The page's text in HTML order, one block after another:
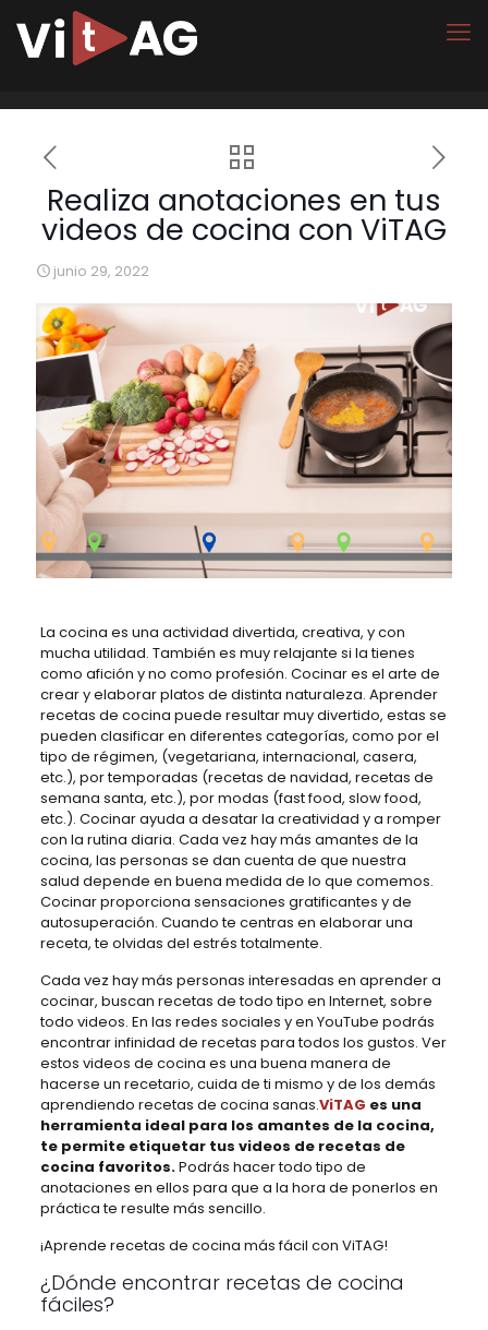
Realiza anotaciones en tus
videos de cocina con ViTAG
junio 29, 2022
La cocina es una actividad divertida, creativa, y con
mucha utilidad. También es muy relajante si la tienes
como afición y no como profesión. Cocinar es el arte de
crear y elaborar platos de distinta naturaleza. Aprender
recetas de cocina puede resultar muy divertido, estas se
pueden clasificar en diferentes categorías, como por el
tipo de régimen, (vegetariana, internacional, casera,
etc.), por temporadas (recetas de navidad, recetas de
semana santa, etc.), por modas (fast food, slow food,
etc.). Cocinar ayuda a desatar la creatividad y a romper
con la rutina diaria. Cada vez hay más amantes de la
cocina, las personas se dan cuenta de que nuestra
salud depende en buena medida de lo que comemos.
Cocinar proporciona sensaciones gratificantes y de
autosuperación. Cuando te centras en elaborar una
receta, te olvidas del estrés totalmente.
Cada vez hay más personas interesadas en aprender a
cocinar, buscan recetas de todo tipo en Internet, sobre
todo videos. En las redes sociales y en YouTube podrás
encontrar infinidad de recetas para todos los gustos. Ver
estos videos de cocina es una buena manera de
hacerse un recetario, cuida de ti mismo y de los demás
aprendiendo recetas de cocina sanas.ViTAG es una
herramienta ideal para los amantes de la cocina,
te permite etiquetar tus videos de recetas de
cocina favoritos.Podrás hacer todo tipo de
anotaciones en ellos para que a la hora de ponerlos en
práctica te resulte más sencillo.
¡Aprende recetas de cocina más fácil con ViTAG!
¿Dónde encontrar recetas de cocina
fáciles?